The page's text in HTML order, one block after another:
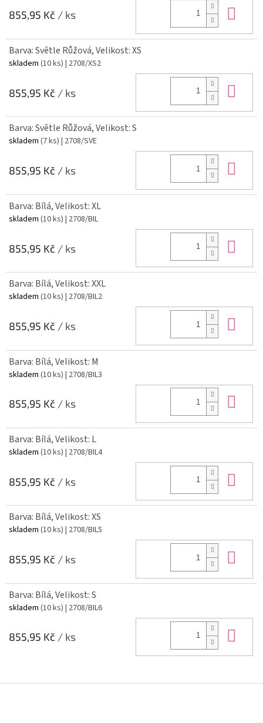
855,95 Kč / ks
Barva: Světle Růžová, Velikost: XS
skladem (10 ks) | 2708/XS2
855,95 Kč / ks
Barva: Světle Růžová, Velikost: S
skladem (7 ks) | 2708/SVE
855,95 Kč / ks
Barva: Bílá, Velikost: XL
skladem (10 ks) | 2708/BIL
855,95 Kč / ks
Barva: Bílá, Velikost: XXL
skladem (10 ks) | 2708/BIL2
855,95 Kč / ks
Barva: Bílá, Velikost: M
skladem (10 ks) | 2708/BIL3
855,95 Kč / ks
Barva: Bílá, Velikost: L
skladem (10 ks) | 2708/BIL4
855,95 Kč / ks
Barva: Bílá, Velikost: XS
skladem (10 ks) | 2708/BIL5
855,95 Kč / ks
Barva: Bílá, Velikost: S
skladem (10 ks) | 2708/BIL6
855,95 Kč / ks